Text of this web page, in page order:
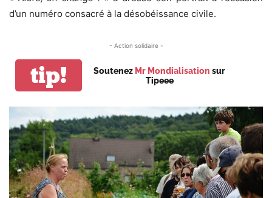
d’un numéro consacré à la désobéissance civile.
- Action solidaire -
tip! Soutenez Mr Mondialisation sur
Tipeee